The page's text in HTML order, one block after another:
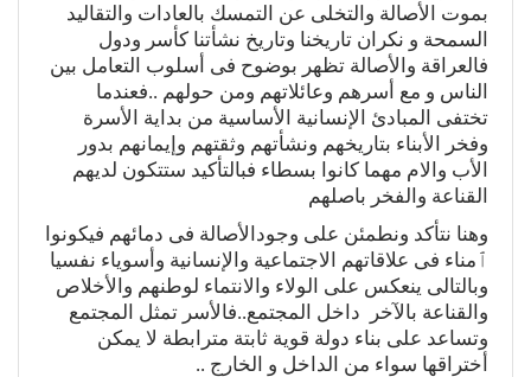
بموت الأصالة والتخلى عن التمسك بالعادات والتقاليد
السمحة و نكران تاريخنا وتاريخ نشأتنا كأسر ودول
فالعراقة والأصالة تظهر بوضوح فى أسلوب التعامل بين
الناس و مع أسرهم وعائلاتهم ومن حولهم ..فعندما
تختفى المبادئ الإنسانية الأساسية من بداية الأسرة
وفخر الأبناء بتاريخهم ونشأتهم وثقتهم وإيمانهم بدور
الأب والام مهما كانوا بسطاء فبالتأكيد ستتكون لديهم
القناعة والفخر باصلهم
وهنا نتأكد ونطمئن على وجودالأصالة فى دمائهم فيكونوا
ٱمناء فى علاقاتهم الاجتماعية والإنسانية وأسوياء نفسيا
وبالتالى ينعكس على الولاء والانتماء لوطنهم والأخلاص
والقناعة بالآخر داخل المجتمع..فالأسر تمثل المجتمع
وتساعد على بناء دولة قوية ثابتة مترابطة لا يمكن
أختراقها سواء من الداخل و الخارج ..